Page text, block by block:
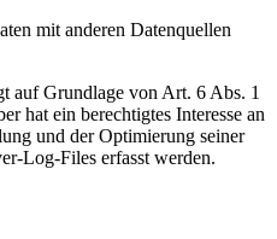
mit anderen Datenquellen
auf Grundlage von Art. 6 Abs. 1
hat ein berechtigtes Interesse an
und der Optimierung seiner
Log-Files erfasst werden.